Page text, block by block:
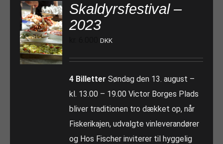
Skaldyrsfestival –
2023
DKK
4 Billetter Søndag den 13. august –
kl. 13.00 – 19.00 Victor Borges Plads
bliver traditionen tro dækket op, når
Fiskerikajen, udvalgte vinleverandører
og Hos Fischer inviterer til hyggelig